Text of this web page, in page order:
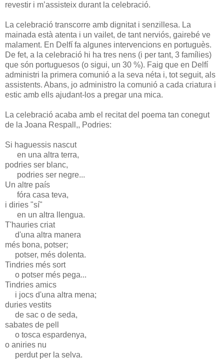
revestir i m’assisteix durant la celebració.
La celebració transcorre amb dignitat i senzillesa. La
mainada està atenta i un vailet, de tant nerviós, gairebé ve
malament. En Delfí fa algunes intervencions en portuguès.
De fet, a la celebració hi ha tres nens (i per tant, 3 famílies)
que són portuguesos (o sigui, un 30 %). Faig que en Delfí
administri la primera comunió a la seva néta i, tot seguit, als
assistents. Abans, jo administro la comunió a cada criatura i
estic amb ells ajudant-los a pregar una mica.
La celebració acaba amb el recitat del poema tan conegut
de la Joana Respall,, Podries:
Si haguessis nascut
en una altra terra,
podries ser blanc,
podries ser negre...
Un altre país
fóra casa teva,
i diries "sí"
en un altra llengua.
T'hauries criat
d'una altra manera
més bona, potser;
potser, més dolenta.
Tindries més sort
o potser més pega...
Tindries amics
i jocs d'una altra mena;
duries vestits
de sac o de seda,
sabates de pell
o tosca espardenya,
o aniries nu
perdut per la selva.